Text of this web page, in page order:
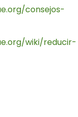
consejos-
wiki/reducir-